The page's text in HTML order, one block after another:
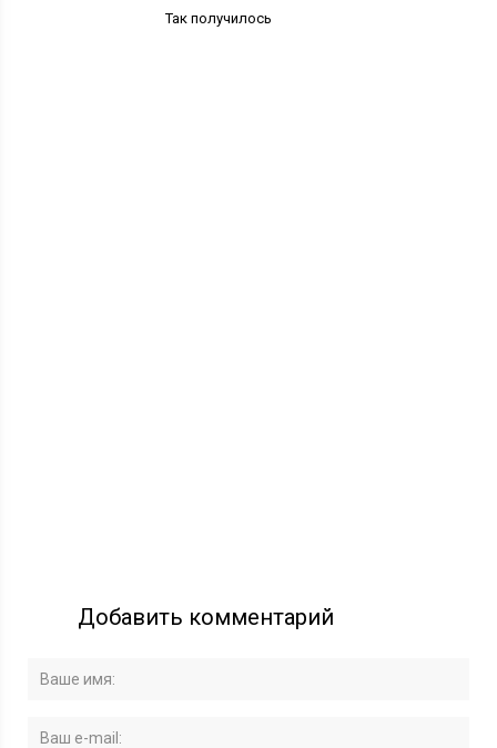
Так получилось
Добавить комментарий